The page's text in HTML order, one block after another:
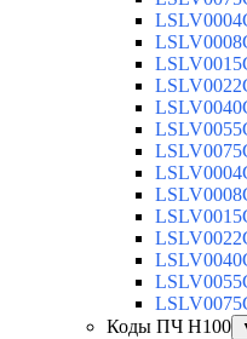
Коды ПЧ H100